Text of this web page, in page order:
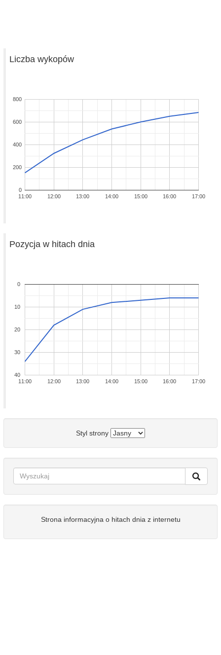
Liczba wykopów
11:00 12:00 13:00 14:00 15:00 16:00 17:00
0
200
400
600
800
Pozycja w hitach dnia
11:00 12:00 13:00 14:00 15:00 16:00 17:00
0
10
20
30
40
Styl strony
Strona informacyjna o hitach dnia z internetu